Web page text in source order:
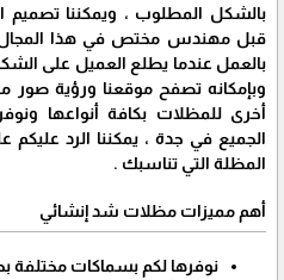
بالشكل المطلوب ، ويمكننا
قبل مهندس مختص في هذا المجال
بالعمل عندما يطلع العميل على
وبإمكانه تصفح موقعنا ورؤية صور
أخرى للمظلات بكافة أنواعها
الجميع في جدة ، يمكننا الرد عليكم
المظلة التي تناسبك .
أهم مميزات مظلات شد إنشائي
نوفرها لكم بسماكات مختلفة